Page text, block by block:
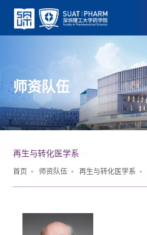
师资队伍
再生与转化医学系
首页 师资队伍 再生与转化医学系